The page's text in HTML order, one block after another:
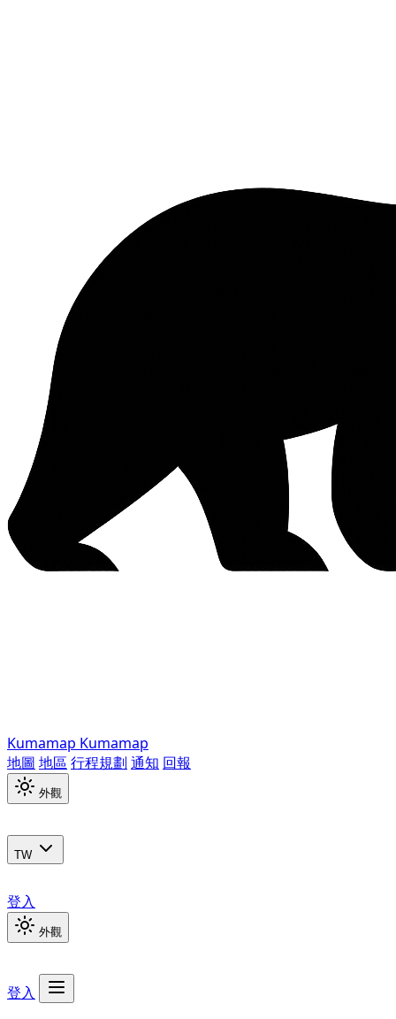
Kumamap Kumamap
地圖 地區 行程規劃 通知 回報
外觀
TW
登入
外觀
登入